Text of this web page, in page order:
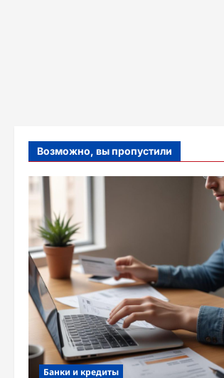
Возможно, вы пропустили
Банки и кредиты